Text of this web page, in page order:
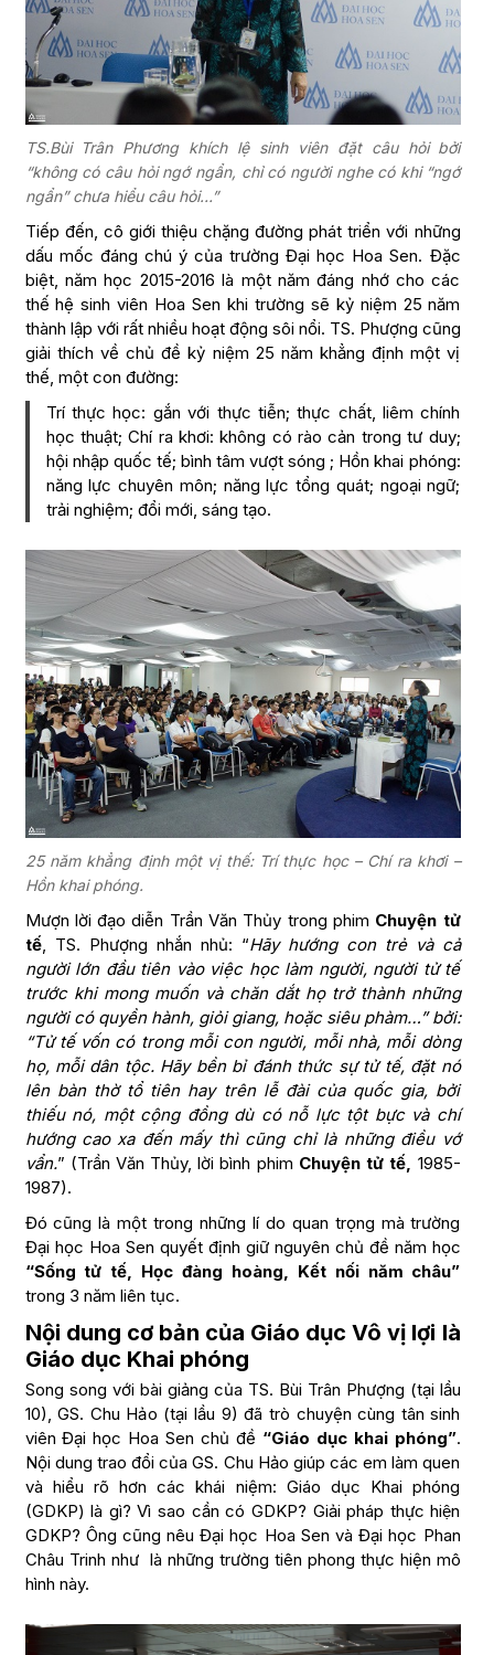
TS.Bùi Trân Phương khích lệ sinh viên đặt câu hỏi bởi
“không có câu hỏi ngớ ngẩn, chỉ có người nghe có khi “ngớ
ngẩn” chưa hiểu câu hỏi…”
Tiếp đến, cô giới thiệu chặng đường phát triển với những
dấu mốc đáng chú ý của trường Đại học Hoa Sen. Đặc
biệt, năm học 2015-2016 là một năm đáng nhớ cho các
thế hệ sinh viên Hoa Sen khi trường sẽ kỷ niệm 25 năm
thành lập với rất nhiều hoạt động sôi nổi. TS. Phượng cũng
giải thích về chủ đề kỷ niệm 25 năm khẳng định một vị
thế, một con đường:
Trí thực học: gắn với thực tiễn; thực chất, liêm chính
học thuật; Chí ra khơi: không có rào cản trong tư duy;
hội nhập quốc tế; bình tâm vượt sóng ; Hồn khai phóng:
năng lực chuyên môn; năng lực tổng quát; ngoại ngữ;
trải nghiệm; đổi mới, sáng tạo.
25 năm khẳng định một vị thế: Trí thực học – Chí ra khơi –
Hồn khai phóng.
Mượn lời đạo diễn Trần Văn Thủy trong phim Chuyện tử
tế, TS. Phượng nhắn nhủ: “Hãy hướng con trẻ và cả
người lớn đầu tiên vào việc học làm người, người tử tế
trước khi mong muốn và chăn dắt họ trở thành những
người có quyền hành, giỏi giang, hoặc siêu phàm…” bởi:
“Tử tế vốn có trong mỗi con người, mỗi nhà, mỗi dòng
họ, mỗi dân tộc. Hãy bền bỉ đánh thức sự tử tế, đặt nó
lên bàn thờ tổ tiên hay trên lễ đài của quốc gia, bởi
thiếu nó, một cộng đồng dù có nỗ lực tột bực và chí
hướng cao xa đến mấy thì cũng chỉ là những điều vớ
vẩn.” (Trần Văn Thủy, lời bình phim Chuyện tử tế, 1985-
1987).
Đó cũng là một trong những lí do quan trọng mà trường
Đại học Hoa Sen quyết định giữ nguyên chủ đề năm học
“Sống tử tế, Học đàng hoàng, Kết nối năm châu”
trong 3 năm liên tục.
Nội dung cơ bản của Giáo dục Vô vị lợi là
Giáo dục Khai phóng
Song song với bài giảng của TS. Bùi Trân Phượng (tại lầu
10), GS. Chu Hảo (tại lầu 9) đã trò chuyện cùng tân sinh
viên Đại học Hoa Sen chủ đề “Giáo dục khai phóng”.
Nội dung trao đổi của GS. Chu Hảo giúp các em làm quen
và hiểu rõ hơn các khái niệm: Giáo dục Khai phóng
(GDKP) là gì? Vì sao cần có GDKP? Giải pháp thực hiện
GDKP? Ông cũng nêu Đại học Hoa Sen và Đại học Phan
Châu Trinh như là những trường tiên phong thực hiện mô
hình này.